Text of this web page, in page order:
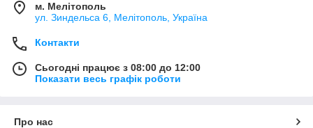
м. Мелітополь
ул. Зиндельса 6, Мелітополь, Україна
Контакти
Сьогодні працює з 08:00 до 12:00
Показати весь графік роботи
Про нас